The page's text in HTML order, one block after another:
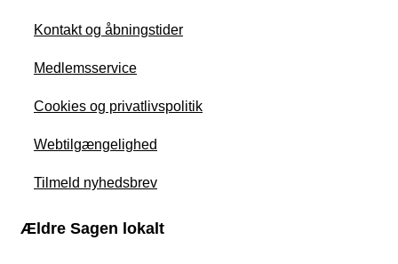
Kontakt og åbningstider
Medlemsservice
Cookies og privatlivspolitik
Webtilgængelighed
Tilmeld nyhedsbrev
Ældre Sagen lokalt